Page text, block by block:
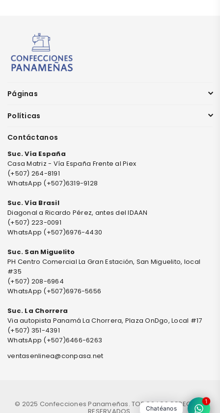
Páginas
Políticas
Contáctanos
Suc. Vía España
Casa Matriz - Vía España Frente al Piex
(+507) 264-8191
WhatsApp (+507)6319-9128
Suc. Vía Brasil
Diagonal a Ricardo Pérez, antes del IDAAN
(+507) 223-0091
WhatsApp (+507)6976-4430
Suc. San Miguelito
PH Centro Comercial La Gran Estación, San Miguelito, local
#35
(+507) 208-6964
WhatsApp (+507)6976-5656
Suc. La Chorrera
Via autopista Panamá La Chorrera, Plaza OnDgo, Local #17
(+507) 351-4391
WhatsApp (+507)6466-6263
ventasenlinea@conpasa.net
© 2025 Confecciones Panameñas. TODOS LOS DERECHOS
Chatéanos
1